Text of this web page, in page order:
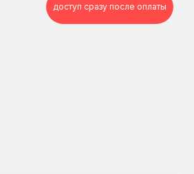
доступ сразу после оплаты